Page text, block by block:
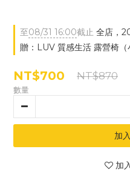
至08/31 16:00截止 全店，
贈：LUV 質感生活 露營椅（
NT$700 NT$870
數量
加
加